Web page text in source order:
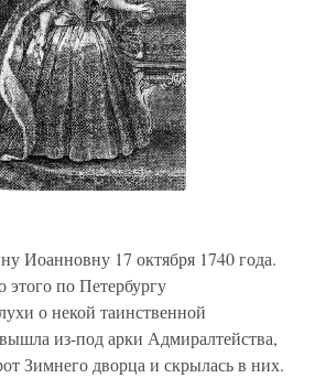
Иоанновну 17 октября 1740 года.
этого по Петербургу
о некой таинственной
из-под арки Адмиралтейства,
Зимнего дворца и скрылась в них.